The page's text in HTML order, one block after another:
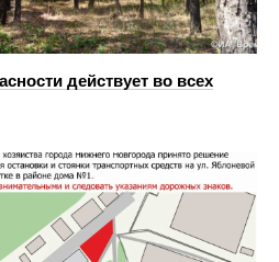
действует во всех